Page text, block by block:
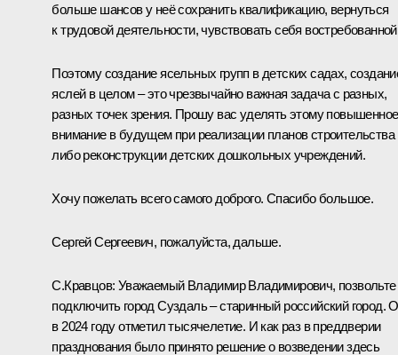
больше шансов у неё сохранить квалификацию, вернуться
к трудовой деятельности, чувствовать себя
Поэтому создание ясельных групп в детских садах,
яслей в целом – это чрезвычайно важная задача с разных,
разных точек зрения. Прошу вас уделять этому повышенное
внимание в будущем при реализации планов строительства
либо реконструкции детских дошкольных учреждений.
Хочу пожелать всего самого доброго. Спасибо большое.
Сергей Сергеевич, пожалуйста, дальше.
С.Кравцов: Уважаемый Владимир Владимирович, позвольте
подключить город Суздаль – старинный российский город.
в 2024 году отметил тысячелетие. И как раз в преддверии
празднования было принято решение о возведении здесь